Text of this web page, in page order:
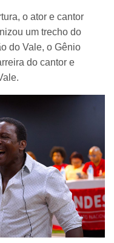
o ator e cantor
um trecho do
do Vale, o Gênio
do cantor e